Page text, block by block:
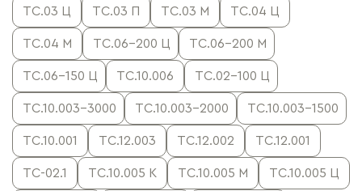
ТС.03 Ц ТС.03 П ТС.03 М ТС.04 Ц
ТС.04 М ТС.06-200 Ц ТС.06-200 М
ТС.06-150 Ц ТС.10.006 ТС.02-100 Ц
ТС.10.003-3000 ТС.10.003-2000 ТС.10.003-1500
ТС.10.001 ТС.12.003 ТС.12.002 ТС.12.001
ТС-02.1 ТС.10.005 К ТС.10.005 М ТС.10.005 Ц